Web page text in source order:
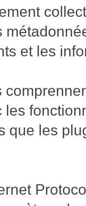
et les
les
que les